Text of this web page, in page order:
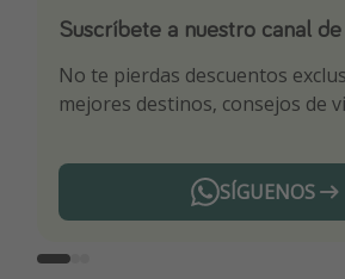
Suscríbete a nuestro canal
No te pierdas descuentos
mejores destinos, consejos de
SÍGUENOS
Descarga nuestra app
Sé el primero en reservar
¡Suscríbete a nuestro canal
¡Recibe las mejores ofertas
ti por nuestros expertos en
Telegram